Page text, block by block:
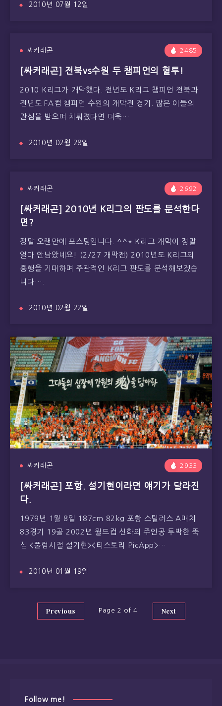
2010년 07월 12일
싸커래곤 2485
[싸커래곤] 전북vs수원 두 챔피언의 혈투!
2010 K리그가 개막했다. 전년도 K리그 챔피언 전북과
전년도 FA컵 챔피언 수원의 개막전 경기. 많은 이들의
관심을 받으며 치뤄졌다면 더욱…
2010년 02월 28일
싸커래곤 2692
[싸커래곤] 2010년 K리그의 판도를 분석한다
면?
정말 오랜만에 포스팅입니다. ^^* K리그 개막이 정말
얼마 안남았네요! (2/27 개막전) 2010년도 K리그의
흥행을 기대하며 주관적인 K리그 판도를 분석해보겠습
니다….
2010년 02월 22일
싸커래곤 2933
[싸커래곤] 포항. 설기현이라면 얘기가 달라진
다.
1979년 1월 8일 187cm 82kg 포항 스틸러스 A매치
83경기 19골 2002년 월드컵 신화의 주인공 투박한 뚝
심 <풀럼시절 설기현><티스토리 PicApp>…
2010년 01월 19일
Previous Page 2 of 4 Next
Follow me!